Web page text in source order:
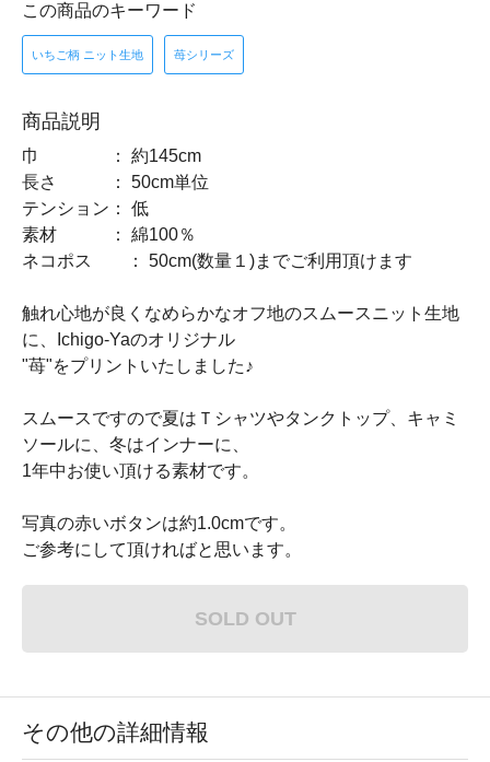
この商品のキーワード
いちご柄 ニット生地 苺シリーズ
商品説明
巾 ： 約145cm
長さ ： 50cm単位
テンション： 低
素材 ： 綿100％
ネコポス ： 50cm(数量１)までご利用頂けます
触れ心地が良くなめらかなオフ地のスムースニット生地
に、Ichigo-Yaのオリジナル
"苺"をプリントいたしました♪
スムースですので夏はＴシャツやタンクトップ、キャミ
ソールに、冬はインナーに、
1年中お使い頂ける素材です。
写真の赤いボタンは約1.0cmです。
ご参考にして頂ければと思います。
SOLD OUT
その他の詳細情報